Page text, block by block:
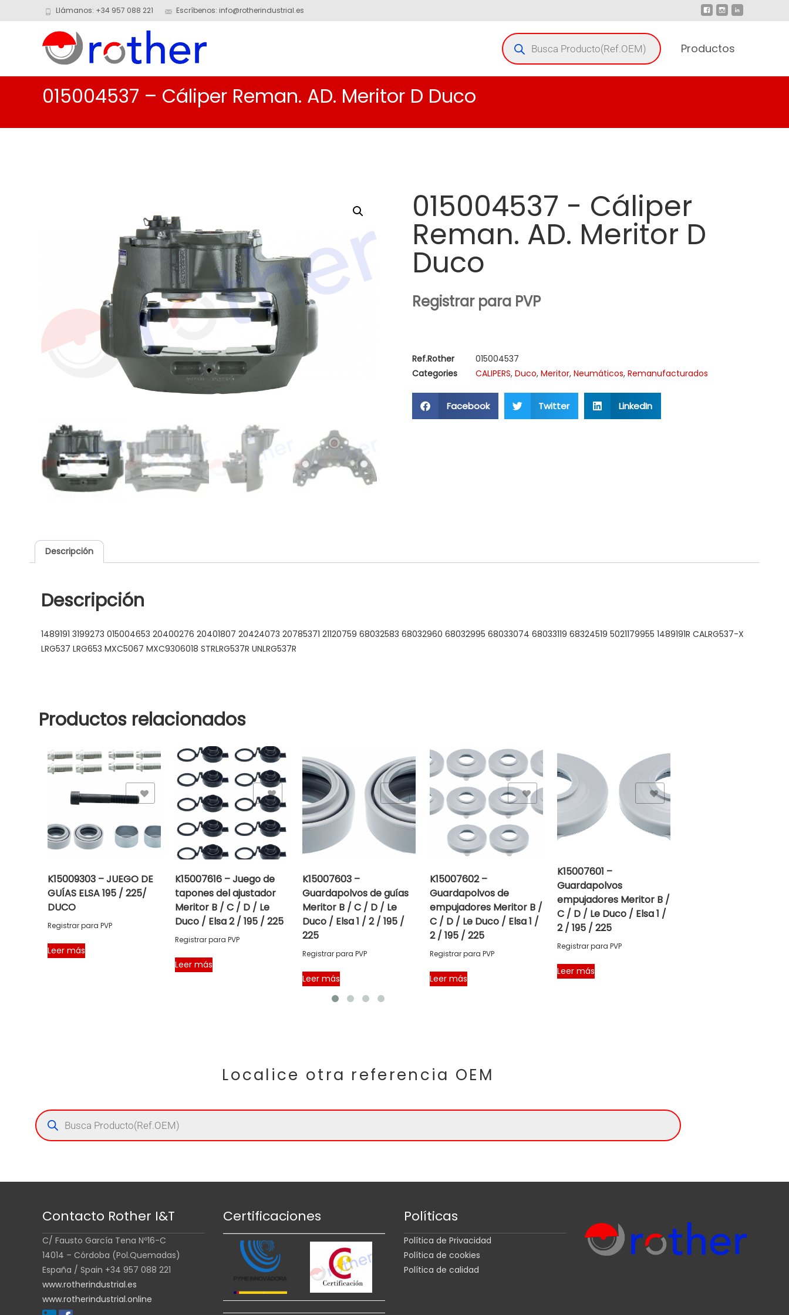
Llámanos: +34 957 088 221 Escríbenos: info@rotherindustrial.es
Productos
015004537 – Cáliper Reman. AD. Meritor D Duco
015004537 - Cáliper
Reman. AD. Meritor D
Duco
Registrar para PVP
Ref.Rother
015004537
Categories
CALIPERS, Duco, Meritor, Neumáticos, Remanufacturados
Facebook Twitter LinkedIn
Descripción
Descripción
1489191 3199273 015004653 20400276 20401807 20424073 20785371 21120759 68032583 68032960 68032995 68033074 68033119 68324519 5021179955 1489191R CALRG537-X
LRG537 LRG653 MXC5067 MXC9306018 STRLRG537R UNLRG537R
Productos relacionados
K15009303 – JUEGO DE
GUÍAS ELSA 195 / 225/
DUCO
Registrar para PVP
Leer más
Add to Wishlist
K15007616 – Juego de
tapones del ajustador
Meritor B / C / D / Le
Duco / Elsa 2 / 195 / 225
Registrar para PVP
Leer más
Add to Wishlist
K15007603 –
Guardapolvos de guías
Meritor B / C / D / Le
Duco / Elsa 1 / 2 / 195 /
225
Registrar para PVP
Leer más
Add to Wishlist
K15007602 –
Guardapolvos de
empujadores Meritor B /
C / D / Le Duco / Elsa 1 /
2 / 195 / 225
Registrar para PVP
Leer más
Add to Wishlist
K15007601 –
Guardapolvos
empujadores Meritor B /
C / D / Le Duco / Elsa 1 /
2 / 195 / 225
Registrar para PVP
Leer más
Add to Wishlist
Localice otra referencia OEM
Contacto Rother I&T
C/ Fausto García Tena Nº16-C
14014 – Córdoba (Pol.Quemadas)
España / Spain +34 957 088 221
www.rotherindustrial.es
www.rotherindustrial.online
Certificaciones Políticas
Política de Privacidad
Política de cookies
Política de calidad